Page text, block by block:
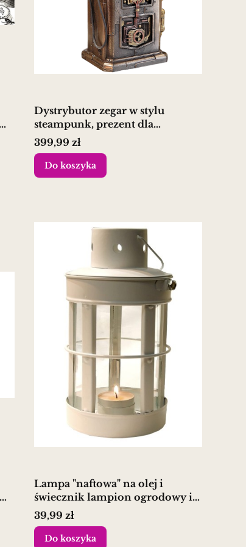
Dystrybutor zegar w stylu
steampunk, prezent dla
pracowników Orlen
Cena
399,99 zł
Do koszyka
Lampa "naftowa" na olej i
świecznik lampion ogrodowy i
domowy
Cena
39,99 zł
Do koszyka